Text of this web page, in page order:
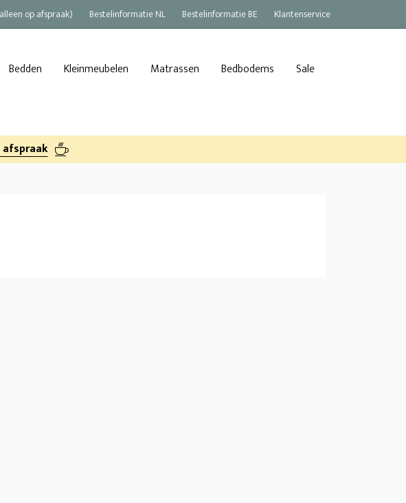
op afspraak) Bestelinformatie NL Bestelinformatie BE Klantenservice
Bedden Kleinmeubelen Matrassen Bedbodems Sale
afspraak